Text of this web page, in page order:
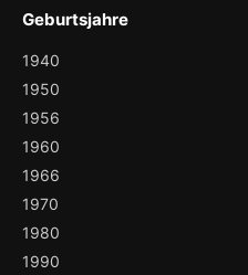
Geburtsjahre
1940
1950
1956
1960
1966
1970
1980
1990